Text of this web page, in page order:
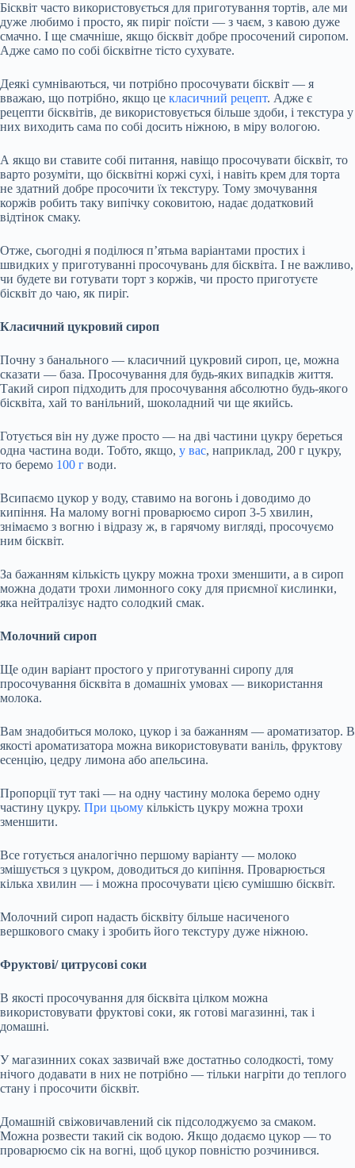
Бісквіт часто використовується для приготування тортів, але ми
дуже любимо і просто, як пиріг поїсти — з чаєм, з кавою дуже
смачно. І ще смачніше, якщо бісквіт добре просочений сиропом.
Адже само по собі бісквітне тісто сухувате.
Деякі сумніваються, чи потрібно просочувати бісквіт — я
вважаю, що потрібно, якщо це класичний рецепт. Адже є
рецепти бісквітів, де використовується більше здоби, і текстура у
них виходить сама по собі досить ніжною, в міру вологою.
А якщо ви ставите собі питання, навіщо просочувати бісквіт, то
варто розуміти, що бісквітні коржі сухі, і навіть крем для торта
не здатний добре просочити їх текстуру. Тому змочування
коржів робить таку випічку соковитою, надає додатковий
відтінок смаку.
Отже, сьогодні я поділюся п’ятьма варіантами простих і
швидких у приготуванні просочувань для бісквіта. І не важливо,
чи будете ви готувати торт з коржів, чи просто приготуєте
бісквіт до чаю, як пиріг.
Класичний цукровий сироп
Почну з банального — класичний цукровий сироп, це, можна
сказати — база. Просочування для будь-яких випадків життя.
Такий сироп підходить для просочування абсолютно будь-якого
бісквіта, хай то ванільний, шоколадний чи ще якийсь.
Готується він ну дуже просто — на дві частини цукру береться
одна частина води. Тобто, якщо, у вас, наприклад, 200 г цукру,
то беремо 100 г води.
Всипаємо цукор у воду, ставимо на вогонь і доводимо до
кипіння. На малому вогні проварюємо сироп 3-5 хвилин,
знімаємо з вогню і відразу ж, в гарячому вигляді, просочуємо
ним бісквіт.
За бажанням кількість цукру можна трохи зменшити, а в сироп
можна додати трохи лимонного соку для приємної кислинки,
яка нейтралізує надто солодкий смак.
Молочний сироп
Ще один варіант простого у приготуванні сиропу для
просочування бісквіта в домашніх умовах — використання
молока.
Вам знадобиться молоко, цукор і за бажанням — ароматизатор. В
якості ароматизатора можна використовувати ваніль, фруктову
есенцію, цедру лимона або апельсина.
Пропорції тут такі — на одну частину молока беремо одну
частину цукру. При цьому кількість цукру можна трохи
зменшити.
Все готується аналогічно першому варіанту — молоко
змішується з цукром, доводиться до кипіння. Проварюється
кілька хвилин — і можна просочувати цією сумішшю бісквіт.
Молочний сироп надасть бісквіту більше насиченого
вершкового смаку і зробить його текстуру дуже ніжною.
Фруктові/ цитрусові соки
В якості просочування для бісквіта цілком можна
використовувати фруктові соки, як готові магазинні, так і
домашні.
У магазинних соках зазвичай вже достатньо солодкості, тому
нічого додавати в них не потрібно — тільки нагріти до теплого
стану і просочити бісквіт.
Домашній свіжовичавлений сік підсолоджуємо за смаком.
Можна розвести такий сік водою. Якщо додаємо цукор — то
проварюємо сік на вогні, щоб цукор повністю розчинився.